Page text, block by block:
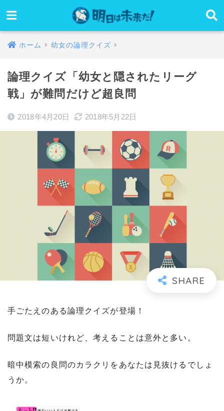
ホーム 幼女の論理クイズ
論理クイズ「幼女と隠されたリーグ
戦」が難問だけど超良問
2018年4月20日 2018年5月22日
手ごたえのある論理クイズが登場！
問題文は短いけれど、考えることは意外と多い。
暗中模索の良問のカラクリをあなたは見抜けるでしょ
うか。